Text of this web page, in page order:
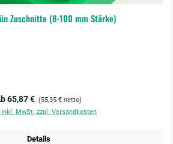
Zuschnitte (8-100 mm Stärke)
Preis:
65,87 € (55,35 € netto)
inkl. MwSt. zzgl. Versandkosten
Details